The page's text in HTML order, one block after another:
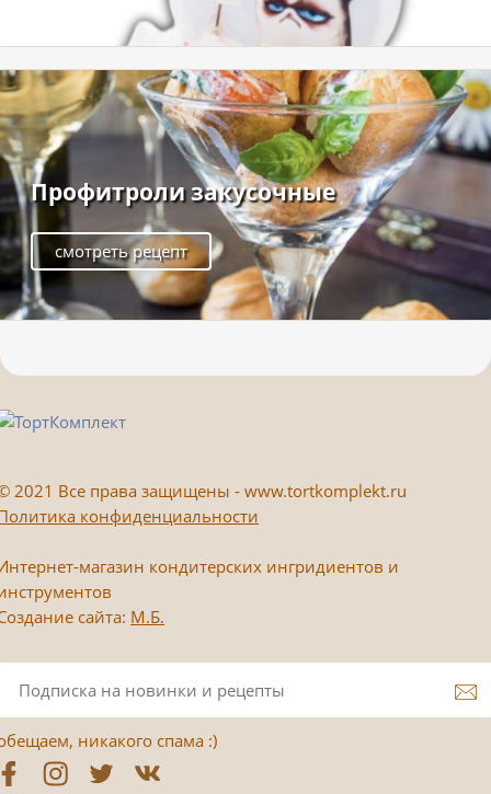
Профитроли закусочные
смотреть рецепт
2021 Все права защищены - www.tortkomplekt.ru
конфиденциальности
магазин кондитерских ингридиентов и
сайта: М.Б.
никакого спама :)